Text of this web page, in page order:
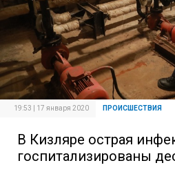
19:53 | 17 января 2020 ПРОИСШЕСТВИЯ
В Кизляре острая
госпитализированы